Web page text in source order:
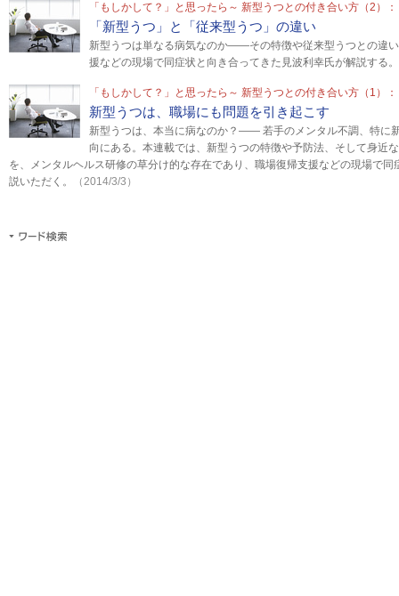
「もしかして？」と思ったら～ 新型うつとの付き合い方（2）：
「新型うつ」と「従来型うつ」の違い
新型うつは単なる病気なのか――その特徴や従来型うつとの違
援などの現場で同症状と向き合ってきた見波利幸氏が解説する。
「もしかして？」と思ったら～ 新型うつとの付き合い方（1）：
新型うつは、職場にも問題を引き起こす
新型うつは、本当に病なのか？―― 若手のメンタル不調、特に
向にある。本連載では、新型うつの特徴や予防法、そして身近
を、メンタルヘルス研修の草分け的な存在であり、職場復帰支援などの現場で
説いただく。
（2014/3/3）